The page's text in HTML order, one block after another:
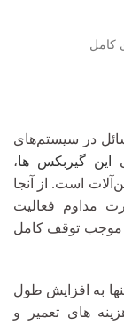
در سیستم‌های
این گیربکس ها،
است. از آنجا
مداوم فعالیت
موجب توقف کامل
به افزایش طول
های تعمیر و